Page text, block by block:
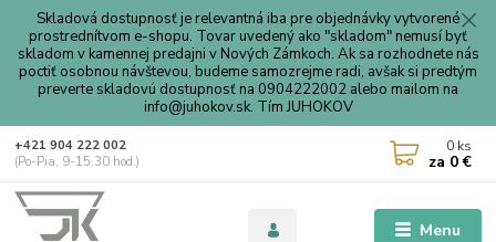
Skladová dostupnosť je relevantná iba pre objednávky vytvorené
prostrednítvom e-shopu. Tovar uvedený ako "skladom" nemusí byť
skladom v kamennej predajni v Nových Zámkoch. Ak sa rozhodnete nás
poctiť osobnou návštevou, budeme samozrejme radi, avšak si predtým
preverte skladovú dostupnosť na 0904222002 alebo mailom na
info@juhokov.sk. Tím JUHOKOV
Menu
+421 904 222 002
(Po-Pia, 9-15.30 hod.)
0 ks
za 0 €